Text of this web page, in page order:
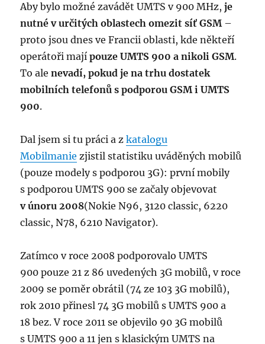
Aby bylo možné zavádět UMTS v 900 MHz,je
nutné v určitých oblastech omezit síť GSM–
proto jsou dnes ve Francii oblasti, kde někteří
operátoři majípouze UMTS 900 a nikoli GSM.
To alenevadí, pokud je na trhu dostatek
mobilních telefonů s podporou GSM i UMTS
900.
Dal jsem si tu práci a zkatalogu
Mobilmanie zjistil statistiku uváděných mobilů
(pouze modely s podporou 3G): první mobily
s podporou UMTS 900 se začaly objevovat
v únoru 2008(Nokie N96, 3120 classic, 6220
classic, N78, 6210 Navigator).
Zatímco v roce 2008 podporovalo UMTS
900 pouze 21 z 86 uvedených 3G mobilů, v roce
2009 se poměr obrátil (74 ze 103 3G mobilů),
rok 2010 přinesl 74 3G mobilů s UMTS 900 a
18 bez. V roce 2011 se objevilo 90 3G mobilů
s UMTS 900 a 11 jen s klasickým UMTS na